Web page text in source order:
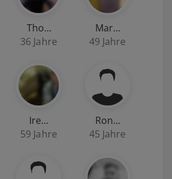
Tho…
36 Jahre
Mar…
49 Jahre
Ire…
59 Jahre
Ron…
45 Jahre